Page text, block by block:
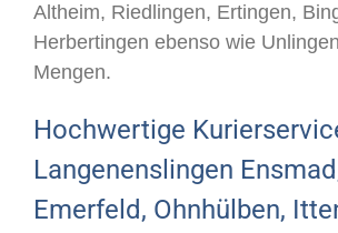
Altheim, Riedlingen, Ertingen,
Herbertingen ebenso wie
Mengen.
Hochwertige
Langenenslingen
Emerfeld, Ohnhülben,